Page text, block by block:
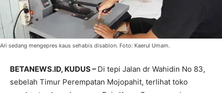
Ari sedang mengepres kaus sehabis disablon. Foto: Kaerul Umam.
BETANEWS.ID, KUDUS – Di tepi Jalan dr Wahidin No 83,
sebelah Timur Perempatan Mojopahit, terlihat toko